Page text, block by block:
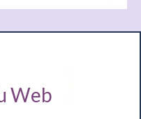
Web